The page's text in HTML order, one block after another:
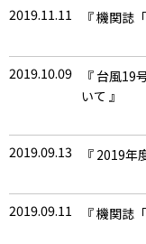
『 新型
ます 』
2019.11.11
『 機関誌
2019.10.09
『 台風
いて 』
2019.09.13
『 2019
2019.09.11
『 機関誌